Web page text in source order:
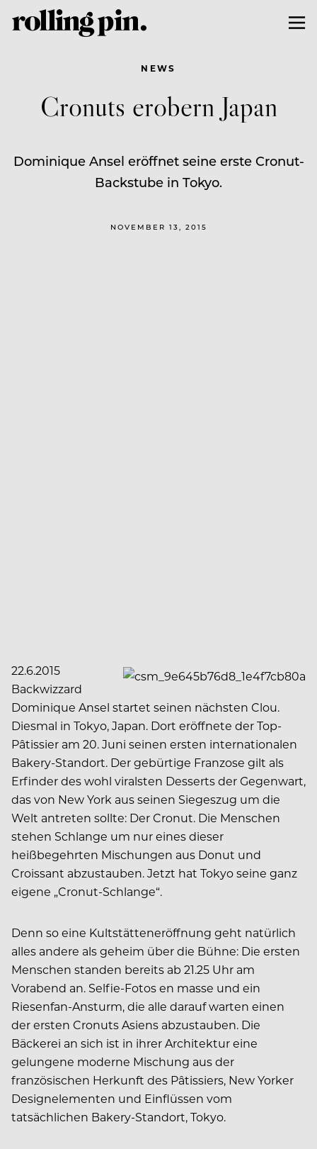
NEWS
Cronuts erobern Japan
Dominique Ansel eröffnet seine erste Cronut-
Backstube in Tokyo.
NOVEMBER 13, 2015
22.6.2015
Backwizzard
Dominique Ansel startet seinen nächsten Clou.
Diesmal in Tokyo, Japan. Dort eröffnete der Top-
Pâtissier am 20. Juni seinen ersten internationalen
Bakery-Standort. Der gebürtige Franzose gilt als
Erfinder des wohl viralsten Desserts der Gegenwart,
das von New York aus seinen Siegeszug um die
Welt antreten sollte: Der Cronut. Die Menschen
stehen Schlange um nur eines dieser
heißbegehrten Mischungen aus Donut und
Croissant abzustauben. Jetzt hat Tokyo seine ganz
eigene „Cronut-Schlange“.
Denn so eine Kultstätteneröffnung geht natürlich
alles andere als geheim über die Bühne: Die ersten
Menschen standen bereits ab 21.25 Uhr am
Vorabend an. Selfie-Fotos en masse und ein
Riesenfan-Ansturm, die alle darauf warten einen
der ersten Cronuts Asiens abzustauben. Die
Bäckerei an sich ist in ihrer Architektur eine
gelungene moderne Mischung aus der
französischen Herkunft des Pâtissiers, New Yorker
Designelementen und Einflüssen vom
tatsächlichen Bakery-Standort, Tokyo.